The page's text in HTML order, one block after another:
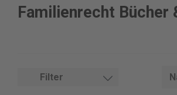
Familienrecht Bücher
Filter